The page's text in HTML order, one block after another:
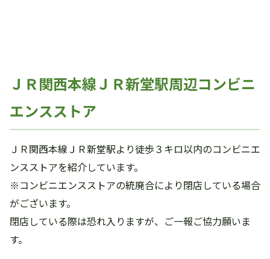
ＪＲ関西本線ＪＲ新堂駅周辺コンビニ
エンスストア
ＪＲ関西本線ＪＲ新堂駅より徒歩３キロ以内のコンビニエ
ンスストアを紹介しています。
※コンビニエンスストアの統廃合により閉店している場合
がございます。
閉店している際は恐れ入りますが、ご一報ご協力願いま
す。